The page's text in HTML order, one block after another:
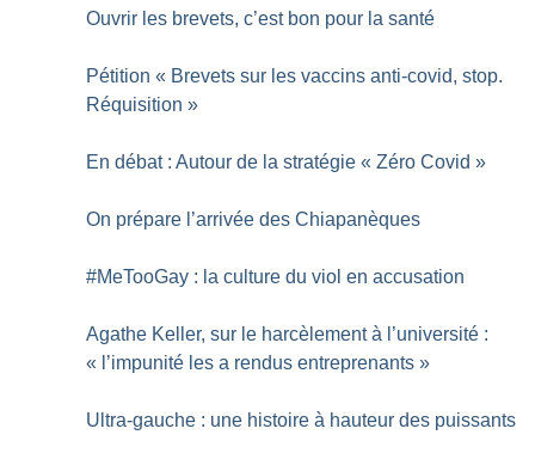
Ouvrir les brevets, c’est bon pour la santé
Pétition « Brevets sur les vaccins anti-covid, stop.
Réquisition »
En débat : Autour de la stratégie « Zéro Covid »
On prépare l’arrivée des Chiapanèques
#MeTooGay : la culture du viol en accusation
Agathe Keller, sur le harcèlement à l’université :
« l’impunité les a rendus entreprenants »
Ultra-gauche : une histoire à hauteur des puissants